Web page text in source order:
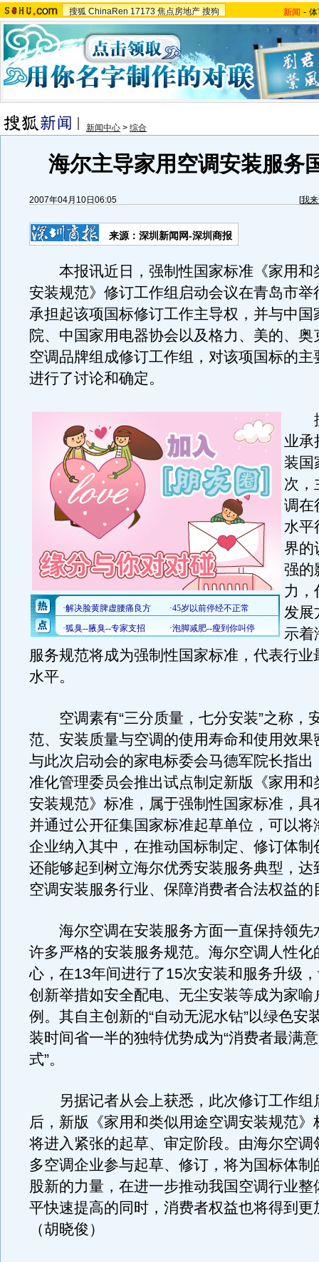
搜狐 ChinaRen 17173 焦点房地产 搜狗 新闻 -
新闻中心 > 综合
海尔主导家用空调安装服务
2007年04月10日06:05 [我
来源：深圳新闻网-深圳商报
本报讯近日，强制性国家标准《家用和
安装规范》修订工作组启动会议在青岛市举
承担起该项国标修订工作主导权，并与中国
院、中国家用电器协会以及格力、美的、奥
空调品牌组成修订工作组，对该项国标的主
进行了讨论和确定。
据
业承
装国
次，
调在
水平
界的
强的
力，
发展
示着
服务规范将成为强制性国家标准，代表行业
水平。
空调素有“三分质量，七分安装”之称，
范、安装质量与空调的使用寿命和使用效果
与此次启动会的家电标委会马德军院长指出
准化管理委员会推出试点制定新版《家用和
安装规范》标准，属于强制性国家标准，具
并通过公开征集国家标准起草单位，可以将
企业纳入其中，在推动国标制定、修订体制
还能够起到树立海尔优秀安装服务典型，达
空调安装服务行业、保障消费者合法权益的
海尔空调在安装服务方面一直保持领先
许多严格的安装服务规范。海尔空调人性化
心，在13年间进行了15次安装和服务升级
创新举措如安全配电、无尘安装等成为家喻
例。其自主创新的“自动无泥水钻”以绿色安
装时间省一半的独特优势成为“消费者最满
式”。
另据记者从会上获悉，此次修订工作组
后，新版《家用和类似用途空调安装规范》
将进入紧张的起草、审定阶段。由海尔空调
多空调企业参与起草、修订，将为国标体制
股新的力量，在进一步推动我国空调行业整
平快速提高的同时，消费者权益也将得到更
（胡晓俊）